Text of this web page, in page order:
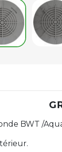
BWT /